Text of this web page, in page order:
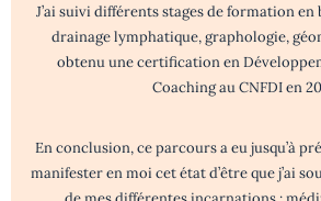
J’ai suivi différents stages de formation
drainage lymphatique, graphologie,
obtenu une certification en
Coaching au CNFDI en
En conclusion, ce parcours a eu jusqu’à
manifester en moi cet état d’être que j’ai